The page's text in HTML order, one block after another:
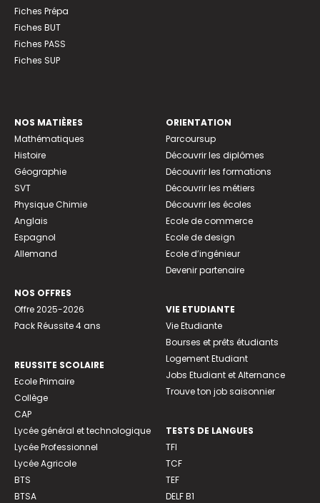
Fiches Prépa
Fiches BUT
Fiches PASS
Fiches SUP
NOS MATIÈRES
Mathématiques
Histoire
Géographie
SVT
Physique Chimie
Anglais
Espagnol
Allemand
NOS OFFRES
Offre 2025-2026
Pack Réussite 4 ans
REUSSITE SCOLAIRE
Ecole Primaire
Collège
CAP
Lycée général et technologique
Lycée Professionnel
Lycée Agricole
BTS
BTSA
ORIENTATION
Parcoursup
Découvrir les diplômes
Découvrir les formations
Découvrir les métiers
Découvrir les écoles
Ecole de commerce
Ecole de design
Ecole d’ingénieur
Devenir partenaire
VIE ETUDIANTE
Vie Etudiante
Bourses et prêts étudiants
Logement Etudiant
Jobs Etudiant et Alternance
Trouve ton job saisonnier
TESTS DE LANGUES
TFI
TCF
TEF
DELF B1